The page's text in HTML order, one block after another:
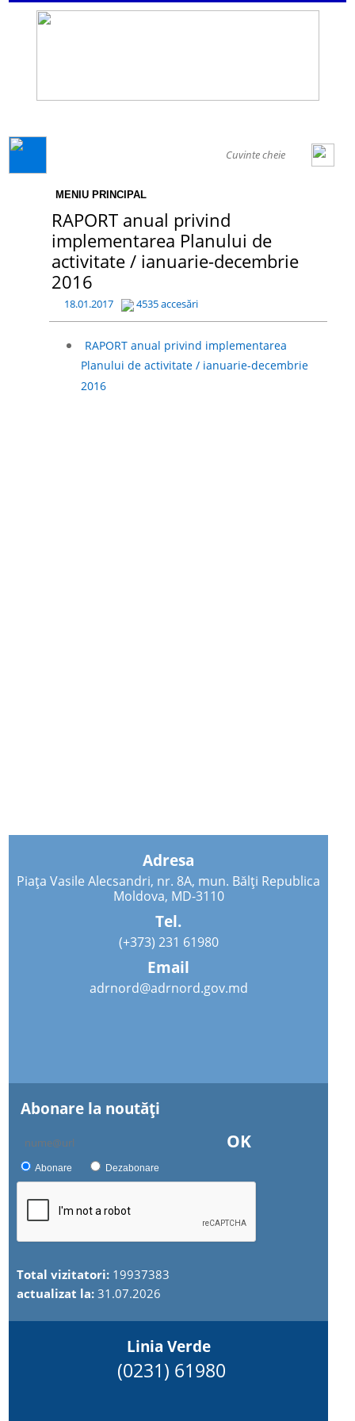
MENIU PRINCIPAL
RAPORT anual privind
implementarea Planului de
activitate / ianuarie-decembrie
2016
18.01.2017 4535 accesări
RAPORT anual privind implementarea
Planului de activitate / ianuarie-decembrie
2016
Adresa
Piața Vasile Alecsandri, nr. 8A, mun. Bălți Republica
Moldova, MD-3110
Tel.
(+373) 231 61980
Email
adrnord@adrnord.gov.md
Abonare la noutăţi
OK
Abonare Dezabonare
Total vizitatori: 19937383
actualizat la:31.07.2026
Linia Verde
(0231) 61980